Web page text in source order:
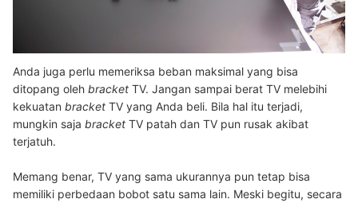
Anda juga perlu memeriksa beban maksimal yang bisa
ditopang oleh bracket TV. Jangan sampai berat TV melebihi
kekuatan bracket TV yang Anda beli. Bila hal itu terjadi,
mungkin saja bracket TV patah dan TV pun rusak akibat
terjatuh.
Memang benar, TV yang sama ukurannya pun tetap bisa
memiliki perbedaan bobot satu sama lain. Meski begitu, secara